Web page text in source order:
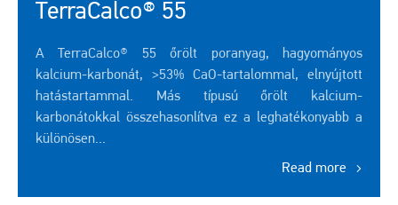
TerraCalco® 55
A TerraCalco® 55 őrölt poranyag, hagyományos
kalcium-karbonát, >53% CaO-tartalommal, elnyújtott
hatástartammal. Más típusú őrölt kalcium-
karbonátokkal összehasonlítva ez a leghatékonyabb a
különösen...
Read more